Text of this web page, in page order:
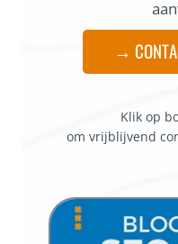
→
Klik op
om vrijblijvend